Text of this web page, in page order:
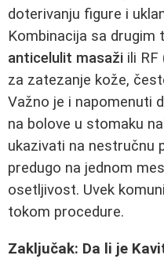
doterivanju figure i
Kombinacija sa drugim
anticelulit masaži ili
za zatezanje kože,
Važno je i napomenuti
na bolove u stomaku
ukazivati na nestručnu
predugo na jednom
osetljivost. Uvek
tokom procedure.
Zaključak: Da li je